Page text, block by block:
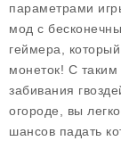
параметрами
мод с
геймера,
монеток! С
забивания
огороде, вы
шансов падать